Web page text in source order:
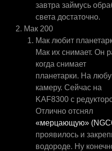
завтра займусь
света достаточно.
Мак 200
Мак любит
Мак их снимает. Он
когда снимает
планетарки. На
камеру. Сейчас на
KAF8300 с
Отлично отснял
«мерцающую»
проявилось и
водороде. Ну